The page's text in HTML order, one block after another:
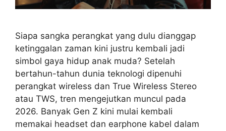
Siapa sangka perangkat yang dulu dianggap
ketinggalan zaman kini justru kembali jadi
simbol gaya hidup anak muda? Setelah
bertahun-tahun dunia teknologi dipenuhi
perangkat wireless dan True Wireless Stereo
atau TWS, tren mengejutkan muncul pada
2026. Banyak Gen Z kini mulai kembali
memakai headset dan earphone kabel dalam